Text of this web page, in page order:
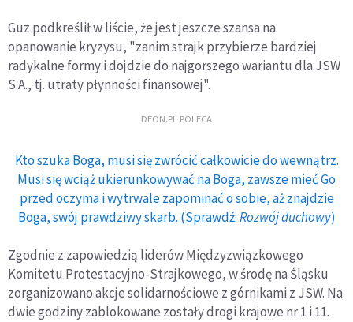
Guz podkreślił w liście, że jest jeszcze szansa na
opanowanie kryzysu, "zanim strajk przybierze bardziej
radykalne formy i dojdzie do najgorszego wariantu dla JSW
S.A., tj. utraty płynności finansowej".
DEON.PL POLECA
Kto szuka Boga, musi się zwrócić całkowicie do wewnątrz.
Musi się wciąż ukierunkowywać na Boga, zawsze mieć Go
przed oczyma i wytrwale zapominać o sobie, aż znajdzie
Boga, swój prawdziwy skarb. (Sprawdź:Rozwój duchowy)
Zgodnie z zapowiedzią liderów Międzyzwiązkowego
Komitetu Protestacyjno-Strajkowego, w środę na Śląsku
zorganizowano akcje solidarnościowe z górnikami z JSW. Na
dwie godziny zablokowane zostały drogi krajowe nr 1 i 11.